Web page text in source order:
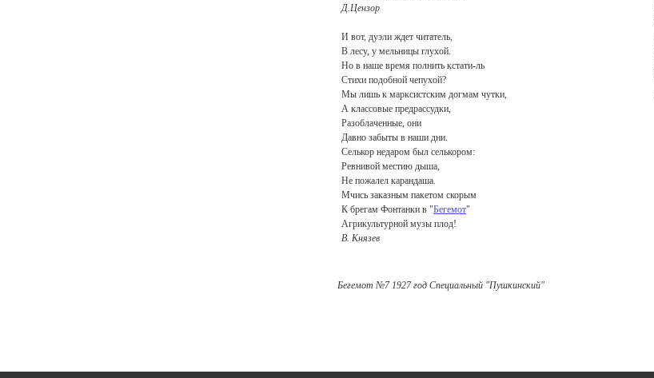
Д.Цензор
И вот, дуэли ждет читатель,
В лесу, у мельницы глухой.
Но в наше время полнить кстати-ль
Стихи подобной чепухой?
Мы лишь к марксистским догмам чутки,
А классовые предрассудки,
Разоблаченные, они
Давно забыты в наши дни.
Селькор недаром был селькором:
Ревнивой местию дыша,
Не пожалел карандаша.
Мчись заказным пакетом скорым
К брегам Фонтанки в "Бегемот"
Агрикультурной музы плод!
В. Князев
Бегемот №7 1927 год Специальный "Пушкинский"